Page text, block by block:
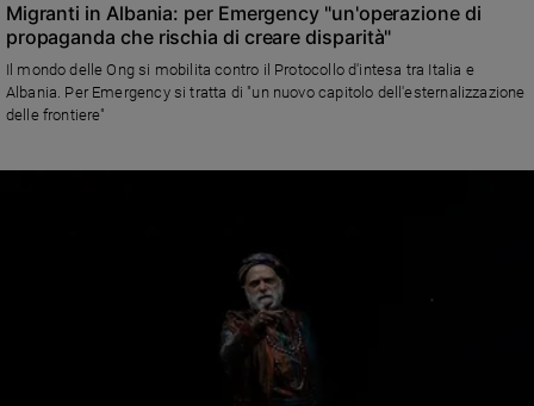
Migranti in Albania: per Emergency "un'operazione di
propaganda che rischia di creare disparità"
Il mondo delle Ong si mobilita contro il Protocollo d'intesa tra Italia e
Albania. Per Emergency si tratta di "un nuovo capitolo dell'esternalizzazione
delle frontiere"